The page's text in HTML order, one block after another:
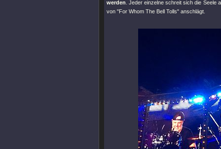
werden . Jeder einzelne schreit sich die
von "For Whom The Bell Tolls" anschlägt.